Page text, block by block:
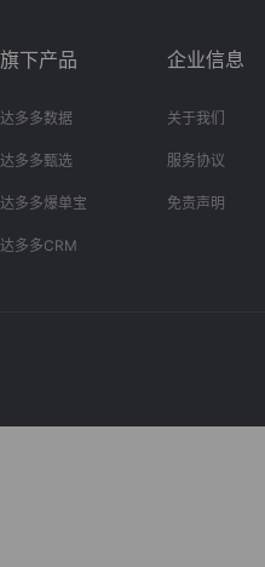
旗下产品
达多多数据
达多多甄选
达多多爆单宝
达多多CRM
企业信息
关于我们
服务协议
免责声明